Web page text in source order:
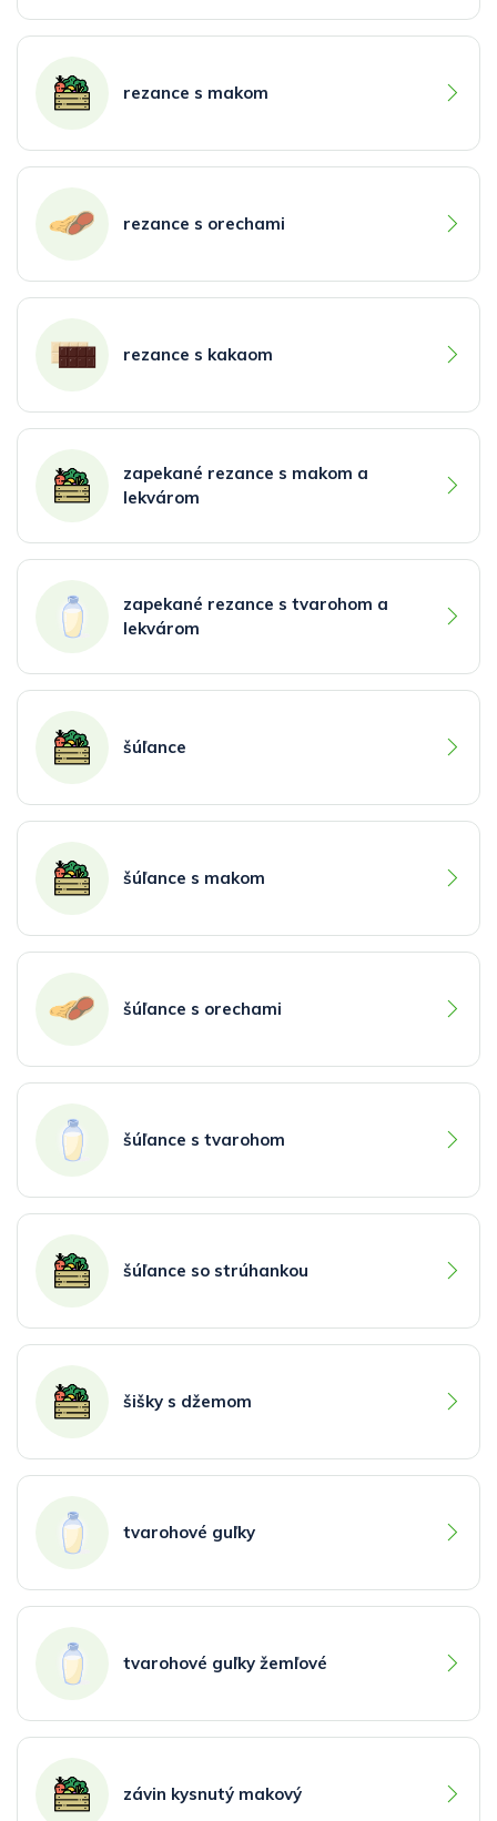
rezance s makom
rezance s orechami
rezance s kakaom
zapekané rezance s makom a
lekvárom
zapekané rezance s tvarohom a
lekvárom
šúľance
šúľance s makom
šúľance s orechami
šúľance s tvarohom
šúľance so strúhankou
šišky s džemom
tvarohové guľky
tvarohové guľky žemľové
závin kysnutý makový